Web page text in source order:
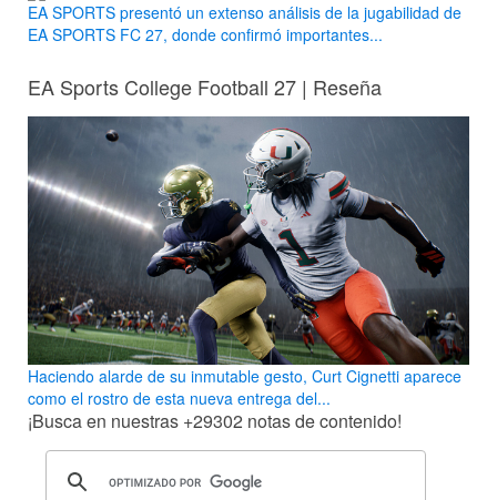
EA SPORTS presentó un extenso análisis de la jugabilidad de
EA SPORTS FC 27, donde confirmó importantes...
EA Sports College Football 27 | Reseña
Haciendo alarde de su inmutable gesto, Curt Cignetti aparece
como el rostro de esta nueva entrega del...
¡Busca en nuestras +29302 notas de contenido!